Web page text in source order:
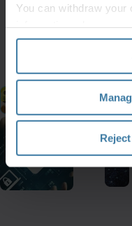
You can withdraw your
section" of ourPrivacy